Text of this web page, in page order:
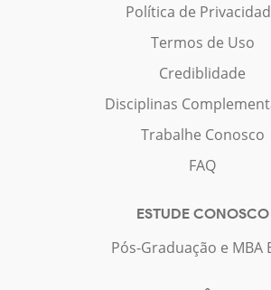
Política de
Termos de Uso
Crediblidade
Disciplinas
Trabalhe Conosco
FAQ
ESTUDE CONOSCO
Pós-Graduação e MBA